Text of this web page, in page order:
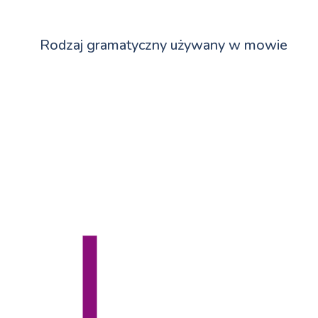
Rodzaj gramatyczny używany w mowie